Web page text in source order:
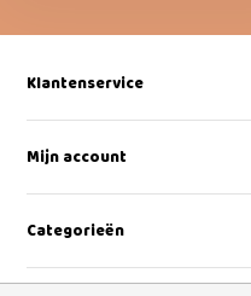
Klantenservice
Mijn account
Categorieën